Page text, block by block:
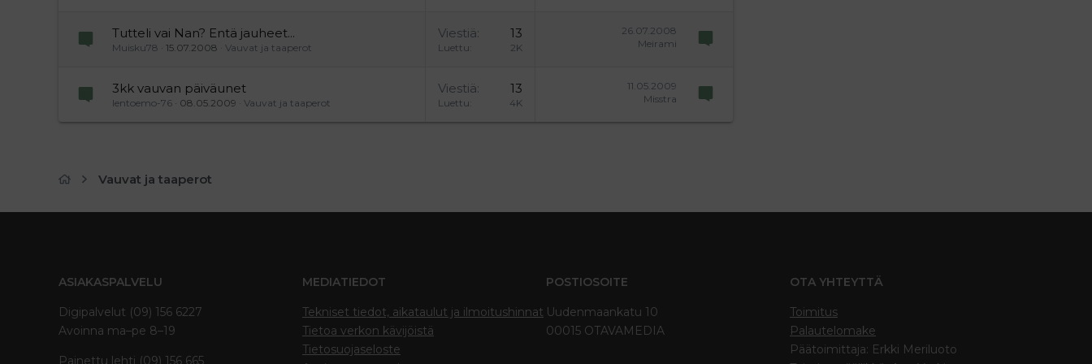
Tutteli vai Nan? Entä jauheet...
Muisku78 15.07.2008 Vauvat ja taaperot
Viestiä 13
Luettu 2K
26.07.2008
Meirami
3kk vauvan päiväunet
lentoemo-76 08.05.2009 Vauvat ja taaperot
Viestiä 13
Luettu 4K
11.05.2009
Misstra
Vauvat ja taaperot
ASIAKASPALVELU
Digipalvelut (09) 156 6227
Avoinna ma–pe 8–19
Painettu lehti (09) 156 665
MEDIATIEDOT
Tekniset tiedot, aikataulut ja ilmoitushinnat
Tietoa verkon kävijöistä
Tietosuojaseloste
POSTIOSOITE
Uudenmaankatu 10
00015 OTAVAMEDIA
OTA YHTEYTTÄ
Toimitus
Palautelomake
Päätoimittaja: Erkki Meriluoto